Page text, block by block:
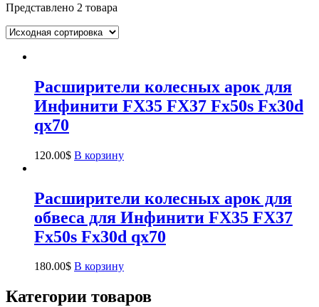
Представлено 2 товара
Расширители колесных арок для
Инфинити FX35 FX37 Fx50s Fx30d
qx70
120.00$ В корзину
Расширители колесных арок для
обвеса для Инфинити FX35 FX37
Fx50s Fx30d qx70
180.00$ В корзину
Категории товаров